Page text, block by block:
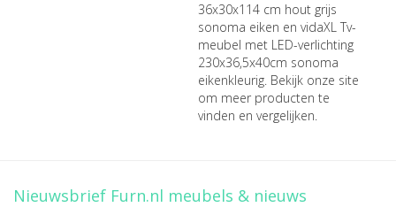
36x30x114 cm hout grijs
sonoma eiken en vidaXL Tv-
meubel met LED-verlichting
230x36,5x40cm sonoma
eikenkleurig. Bekijk onze site
om meer producten te
vinden en vergelijken.
Nieuwsbrief Furn.nl meubels & nieuws